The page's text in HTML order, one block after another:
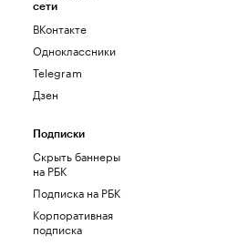
сети
ВКонтакте
Одноклассники
Telegram
Дзен
Подписки
Скрыть баннеры
на РБК
Подписка на РБК
Корпоративная
подписка